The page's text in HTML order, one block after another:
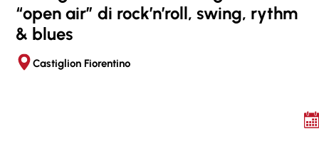
“open air” di rock’n’roll, swing, rythm
& blues
Castiglion Fiorentino